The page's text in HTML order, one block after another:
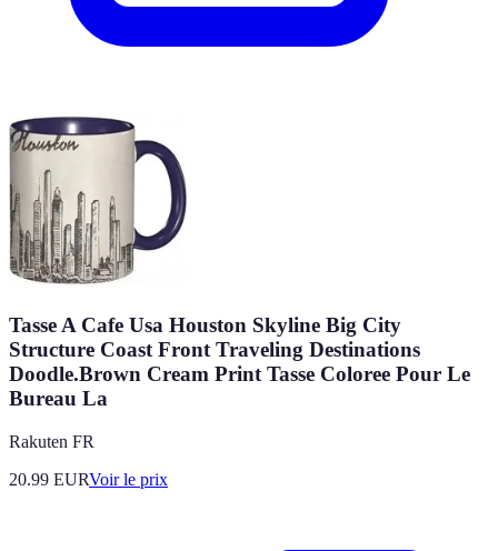
Tasse A Cafe Usa Houston Skyline Big City
Structure Coast Front Traveling Destinations
Doodle.Brown Cream Print Tasse Coloree Pour Le
Bureau La
Rakuten FR
20.99 EURVoir le prix